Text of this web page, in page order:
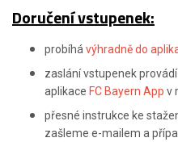
Doručení vstupenek:
probíhávýhradně do
zaslání vstupenek
aplikace FC Bayern App v
přesné instrukce ke
zašleme e-mailem a